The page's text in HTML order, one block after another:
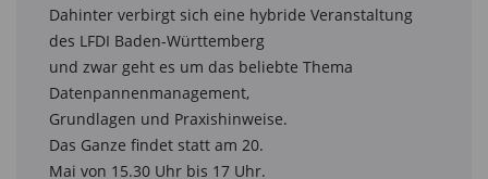
Dahinter verbirgt sich eine hybride Veranstaltung
des LFDI Baden-Württemberg
und zwar geht es um das beliebte Thema
Datenpannenmanagement,
Grundlagen und Praxishinweise.
Das Ganze findet statt am 20.
Mai von 15.30 Uhr bis 17 Uhr.